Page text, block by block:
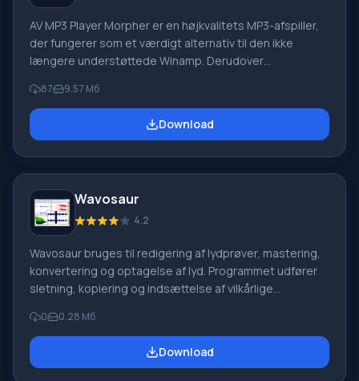
AV MP3 Player Morpher er en højkvalitets MP3-afspiller,
der fungerer som et værdigt alternativ til den ikke
længere understøttede Winamp. Derudover
fuldgyldig lydredigering, som helt sikkert vil være nyttig
for brugeren. Den har en indbygget MP3-konverter,
audio CD-ripper og et stort udvalg af effekter. AV MP3
87 9.57 Мб
Download
Wavosaur
4.2
Wavosaur bruges til redigering af lydprøver, mastering,
konvertering og optagelse af lyd. Programmet udfører
sletning, kopiering og indsættelse af vilkårlige
har editoren et sæt unikke værktøjer til behandling af
lydfiler: fade, stilhedseffekt, vokal fjernelse. Stereotil
mono-overgange og omvendt. Funktion: Manuel
0 0.28 Mб
Download